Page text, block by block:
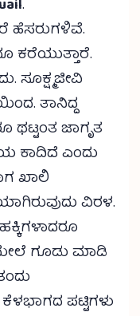
.
ಹೆಸರುಗಳಿವೆ.
ಕರೆಯುತ್ತಾರೆ.
ಸೂಕ್ಷ್ಮಜೀವಿ
ತಾನಿದ್ದ
ಥಟ್ಟಂತ ಜಾಗೃತ
ಕಾದಿದೆ ಎಂದು
ಖಾಲಿ
ವಿರಳ.
ಮೇಲೆ ಗೂಡು ಮಾಡಿ
ಪಟ್ಟಿಗಳು